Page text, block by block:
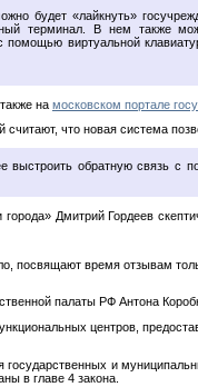
будет «лайкнуть»
терминал. В нем также
помощью виртуальной
на московском портале
что новая система
выстроить обратную связь с
Дмитрий Гордеев
посвящают время отзывам
палаты РФ Антона
центров,
и
в главе 4 закона.